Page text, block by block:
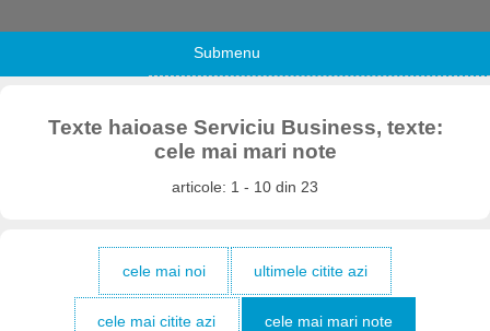
Submenu
Texte haioase Serviciu Business, texte:
cele mai mari note
articole: 1 - 10 din 23
cele mai noi ultimele citite azi
cele mai citite azi cele mai mari note